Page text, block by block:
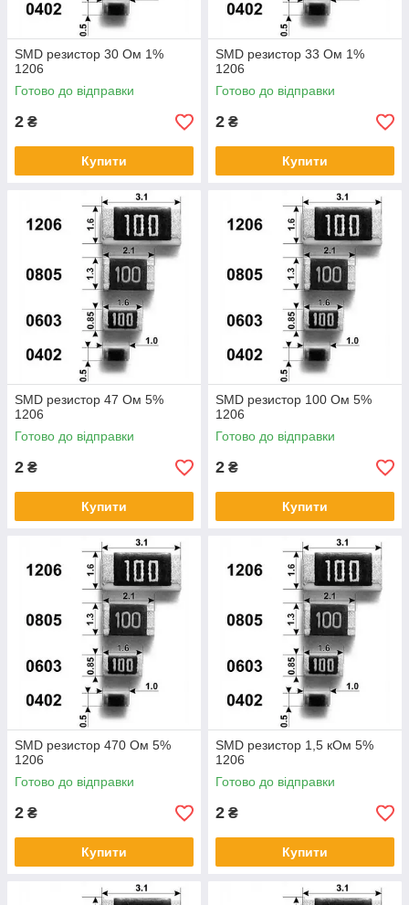
SMD резистор 30 Ом 1%
1206
Готово до відправки
2 ₴
Купити
SMD резистор 33 Ом 1%
1206
Готово до відправки
2 ₴
Купити
SMD резистор 47 Ом 5%
1206
Готово до відправки
2 ₴
Купити
SMD резистор 100 Ом 5%
1206
Готово до відправки
2 ₴
Купити
SMD резистор 470 Ом 5%
1206
Готово до відправки
2 ₴
Купити
SMD резистор 1,5 кОм 5%
1206
Готово до відправки
2 ₴
Купити